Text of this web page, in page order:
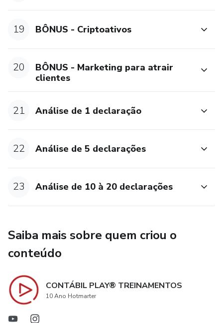
19 BÔNUS - Criptoativos
20
BÔNUS - Marketing para atrair
clientes
21 Análise de 1 declaração
22 Análise de 5 declarações
23 Análise de 10 à 20 declarações
Saiba mais sobre quem criou o
conteúdo
CONTÁBIL PLAY® TREINAMENTOS
10 Ano Hotmarter